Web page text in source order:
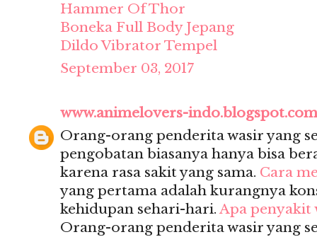
Hammer Of Thor
Boneka Full Body Jepang
Dildo Vibrator Tempel
September 03, 2017
www.animelovers-indo.blogspot.com
Orang-orang penderita wasir yang
pengobatan biasanya hanya bisa
karena rasa sakit yang sama. Cara
yang pertama adalah kurangnya
kehidupan sehari-hari. Apa penyakit
Orang-orang penderita wasir yang